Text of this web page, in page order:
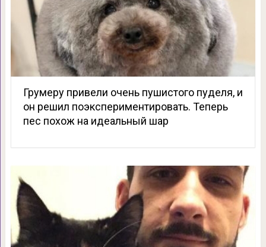
Грумеру привели очень пушистого пуделя, и
он решил поэкспериментировать. Теперь
пес похож на идеальный шар